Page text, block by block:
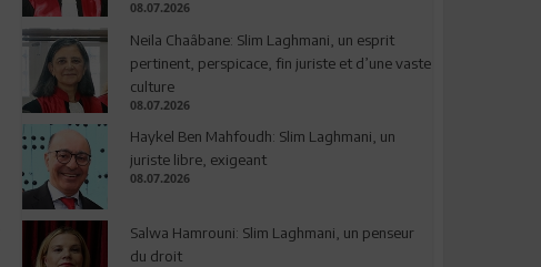
08.07.2026
Neila Chaâbane: Slim Laghmani, un esprit
pertinent, perspicace, fin juriste et d’une vaste
culture
08.07.2026
Haykel Ben Mahfoudh: Slim Laghmani, un
juriste libre, exigeant
08.07.2026
Salwa Hamrouni: Slim Laghmani, un penseur
du droit